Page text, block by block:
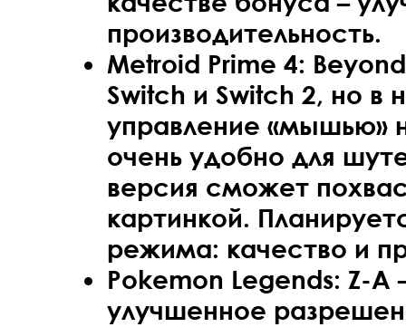
производительность.
Metroid Prime 4:
Switch и Switch 2, но в
управление «мышью»
очень удобно для
версия сможет
картинкой.
режима: качество и
Pokemon Legends: Z-A
улучшенное